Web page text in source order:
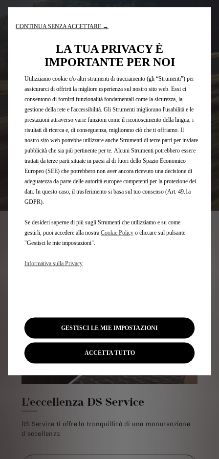
SERVIZI SU MISURA
L'eccellenza DS Service
DS Service ti offre la tranquillità di una manutenzione
d'eccellenza
CONTINUA SENZA ACCETTARE →
LA TUA PRIVACY È
IMPORTANTE PER NOI
Utilizziamo cookie e/o altri strumenti di tracciamento (gli “Strumenti”) per
assicurarci di offrirti la migliore esperienza sul nostro sito web. Essi ci
consentono di fornirti funzionalità fondamentali come la sicurezza, la
gestione della rete e l'accessibilità. Gli Strumenti migliorano l'usabilità e le
prestazioni attraverso varie funzioni come il riconoscimento della lingua, i
risultati di ricerca e, di conseguenza, migliorano ciò che ti offriamo. Il
nostro sito web potrebbe utilizzare anche Strumenti di terze parti per inviare
pubblicità che sia più pertinente per te. Alcuni Strumenti potrebbero essere
trattati da terze parti situate in paesi al di fuori dello Spazio Economico
Europeo (SEE) che potrebbero non aver ancora ricevuto una decisione di
adeguatezza da parte delle autorità europee competenti per la protezione dei
dati. In questo caso, il trasferimento si basa sul tuo consenso (Art. 49.1a
GDPR).
Se desideri saperne di più sugli Strumenti che utilizziamo e su come
gestirli, puoi accedere alla nostra Cookie Policy o cliccare sul pulsante
"Gestisci le mie impostazioni".
Informativa sulla Privacy
GESTISCI LE MIE IMPOSTAZIONI
ACCETTA TUTTO